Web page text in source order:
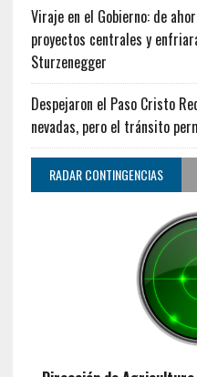
Viraje en el Gobierno: de
proyectos centrales y
Sturzenegger
Despejaron el Paso Cristo
nevadas, pero el tránsito
RADAR CONTINGENCIAS